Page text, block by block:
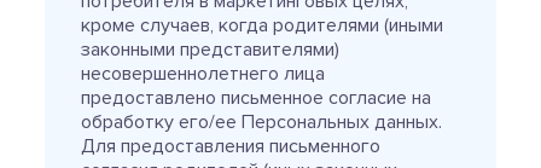
кроме случаев, когда родителями (иными
законными представителями)
несовершеннолетнего лица
предоставлено письменное согласие на
обработку его/ее Персональных данных.
Для предоставления письменного